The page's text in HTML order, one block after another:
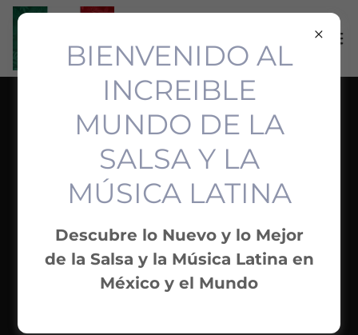
POLÍTICA DE PRIVACIDAD
TÉRMINOS Y CONDICIONES
América Salsa
CDMX
+52 5571861170
BIENVENIDO AL
INCREIBLE
MUNDO DE LA
SALSA Y LA
MÚSICA LATINA
Descubre lo Nuevo y lo Mejor
de la Salsa y la Música Latina en
México y el Mundo